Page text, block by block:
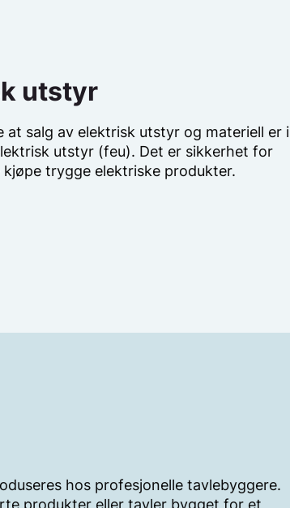
utstyr
at salg av elektrisk utstyr og materiell er i
utstyr (feu). Det er sikkerhet for
trygge elektriske produkter.
hos profesjonelle tavlebyggere.
produkter eller tavler bygget for et